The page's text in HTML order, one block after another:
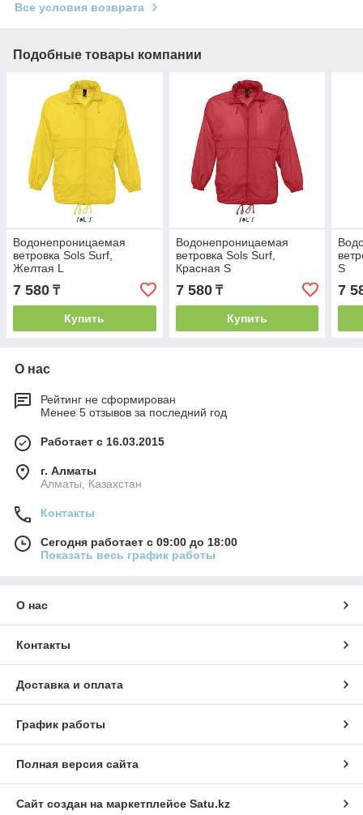
Все условия возврата
Подобные товары компании
Водонепроницаемая
ветровка Sols Surf,
Желтая L
7 580 ₸
Купить
Водонепроницаемая
ветровка Sols Surf,
Красная S
7 580₸
Купить
S
7
О нас
Рейтинг не сформирован
Менее 5 отзывов за последний год
Работает с 16.03.2015
г. Алматы
Алматы, Казахстан
Контакты
Сегодня работает с 09:00 до 18:00
Показать весь график работы
О нас
Контакты
Доставка и оплата
График работы
Полная версия сайта
Сайт создан на маркетплейсе Satu.kz